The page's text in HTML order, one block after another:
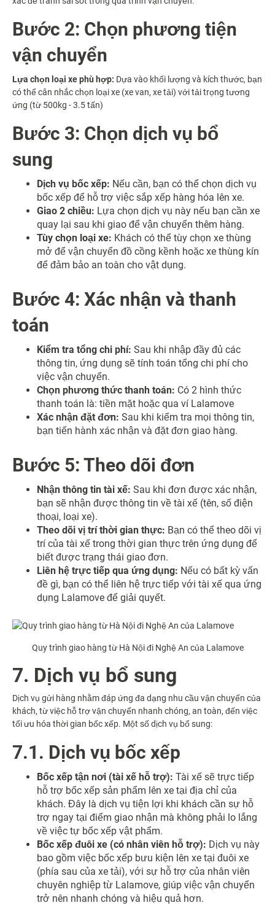
Bước 2: Chọn phương tiện
vận chuyển
Lựa chọn loại xe phù hợp: Dựa vào khối lượng và kích thước, bạn
có thể cân nhắc chọn loại xe (xe van, xe tải) với tải trọng tương
ứng (từ 500kg - 3.5 tấn)
Bước 3: Chọn dịch vụ bổ
sung
Dịch vụ bốc xếp: Nếu cần, bạn có thể chọn dịch vụ
bốc xếp để hỗ trợ việc sắp xếp hàng hóa lên xe.
Giao 2 chiều: Lựa chọn dịch vụ này nếu bạn cần xe
quay lại sau khi giao để vận chuyển thêm hàng.
Tùy chọn loại xe: Khách có thể tùy chọn xe thùng
mở để vận chuyển đồ cồng kềnh hoặc xe thùng kín
để đảm bảo an toàn cho vật dụng.
Bước 4: Xác nhận và thanh
toán
Kiểm tra tổng chi phí: Sau khi nhập đầy đủ các
thông tin, ứng dụng sẽ tính toán tổng chi phí cho
việc vận chuyển.
Chọn phương thức thanh toán: Có 2 hình thức
thanh toán là: tiền mặt hoặc qua ví Lalamove
Xác nhận đặt đơn: Sau khi kiểm tra mọi thông tin,
bạn tiến hành xác nhận và đặt đơn giao hàng.
Bước 5: Theo dõi đơn
Nhận thông tin tài xế: Sau khi đơn được xác nhận,
bạn sẽ nhận được thông tin về tài xế (tên, số điện
thoại, loại xe).
Theo dõi vị trí thời gian thực: Bạn có thể theo dõi vị
trí của tài xế trong thời gian thực trên ứng dụng để
biết được trạng thái giao đơn.
Liên hệ trực tiếp qua ứng dụng: Nếu có bất kỳ vấn
đề gì, bạn có thể liên hệ trực tiếp với tài xế qua ứng
dụng Lalamove để giải quyết.
Quy trình giao hàng từ Hà Nội đi Nghệ An của Lalamove
7. Dịch vụ bổ sung
Dịch vụ gửi hàng nhằm đáp ứng đa dạng nhu cầu vận chuyển của
khách, từ việc hỗ trợ vận chuyển nhanh chóng, an toàn, đến việc
tối ưu hóa thời gian bốc xếp. Một số dịch vụ bổ sung:
7.1. Dịch vụ bốc xếp
Bốc xếp tận nơi (tài xế hỗ trợ): Tài xế sẽ trực tiếp
hỗ trợ bốc xếp sản phẩm lên xe tại địa chỉ của
khách. Đây là dịch vụ tiện lợi khi khách cần sự hỗ
trợ ngay tại điểm giao nhận mà không phải lo lắng
về việc tự bốc xếp vật phẩm.
Bốc xếp đuôi xe (có nhân viên hỗ trợ): Dịch vụ này
bao gồm việc bốc xếp bưu kiện lên xe tại đuôi xe
(phía sau của xe tải), với sự hỗ trợ của nhân viên
chuyên nghiệp từ Lalamove, giúp việc vận chuyển
trở nên nhanh chóng và hiệu quả hơn.